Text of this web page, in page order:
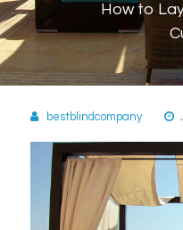
How to
bestblindcompany